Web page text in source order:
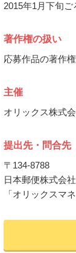
2015年1月下旬
著作権の扱い
応募作品の著作
主催
オリックス株式
提出先・問合先
〒134-8788
日本郵便株式
「オリックスマ